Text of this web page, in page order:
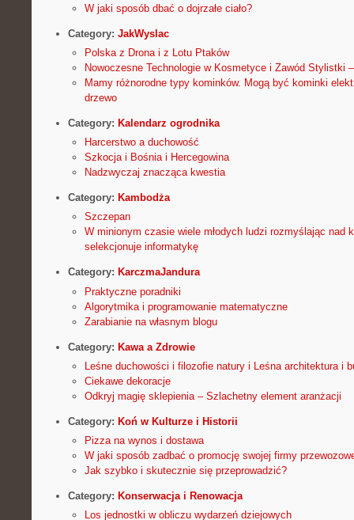
W jaki sposób dbać o dojrzałe ciało?
Category: JakWyslac
Polska z Drona i z Lotu Ptaków
Nowoczesne Technologie w Kosmetyce i Zawód Stylistki
Mamy różnorodne typy kominków. Mogą być kominki
drzewo
Category: Kalendarz ogrodnika
Harcerstwo a duchowość
Szkocja i Bośnia i Hercegowina
Nadzwyczaj znacząca kwestia
Category: Kambodża
Szczepan
W minionym czasie wiele młodych ludzi rozmyślając nad
selekcjonuje informatykę
Category: KarczmaJandura
Praktyczne poradniki
Algorytmika i programowanie matematyczne
Zarabianie na własnym blogu
Category: Kawa a Zdrowie
Leśne duchowości i filozofie natury i Leśna architektura i
Ciekawe dekoracje
Odkryj magię sklepienia – Szlachetny element aranżacji
Category: Koń w Kulturze i Historii
Pizza na wynos i dostawa
W jaki sposób zadbać o promocję swojej firmy
Jak szybko i skutecznie się przeprowadzić?
Category: Konserwacja i Renowacja
Los jednostki w obliczu wydarzeń dziejowych